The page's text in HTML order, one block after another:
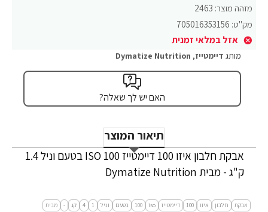
מזהה מוצר: 2463
מק"ט: 705016353156
אזל במלאי זמנית
מותג דיימטייז,
Dymatize Nutrition
האם יש לך שאלה?
תיאור המוצר
אבקת חלבון איזו 100 דיימטייז ISO 100 בטעם וניל 1.4
ק"ג - מבית Dymatize Nutrition
אבקת חלבון איזו 100 דיימטייז iso
100 בטעם וניל 1
4 קג -
מבית